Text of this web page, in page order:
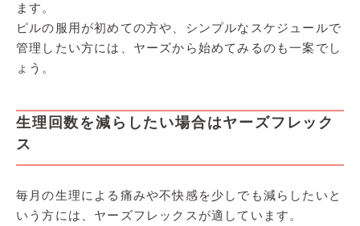
ます。
ピルの服用が初めての方や、シンプルなスケジュールで
管理したい方には、ヤーズから始めてみるのも一案でし
ょう。
生理回数を減らしたい場合はヤーズフレック
ス
毎月の生理による痛みや不快感を少しでも減らしたいと
いう方には、ヤーズフレックスが適しています。